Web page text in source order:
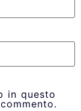
in questo